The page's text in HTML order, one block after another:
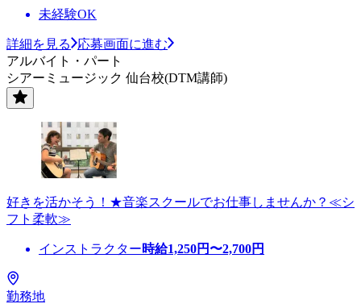
未経験OK
詳細を見る
応募画面に進む
アルバイト・パート
シアーミュージック 仙台校(DTM講師)
好きを活かそう！★音楽スクールでお仕事しませんか？≪シ
フト柔軟≫
インストラクター時給1,250円〜2,700円
勤務地